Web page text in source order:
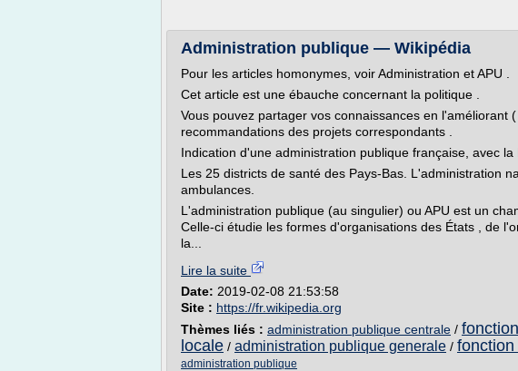
Administration publique — Wikipédia
Pour les articles homonymes, voir Administration et APU .
Cet article est une ébauche concernant la politique .
Vous pouvez partager vos connaissances en l'améliorant
recommandations des projets correspondants .
Indication d'une administration publique française, avec la
Les 25 districts de santé des Pays-Bas. L'administration
ambulances.
L'administration publique (au singulier) ou APU est un
Celle-ci étudie les formes d'organisations des États , de
la...
Lire la suite
Date: 2019-02-08 21:53:58
Site : https://fr.wikipedia.org
Thèmes liés : administration publique centrale /
locale / administration publique generale /
administration publique